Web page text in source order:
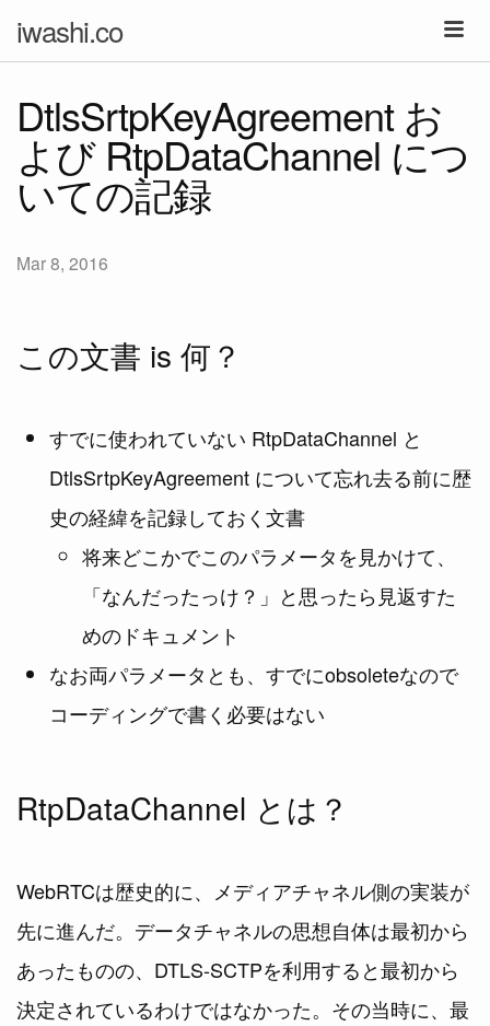
iwashi.co
DtlsSrtpKeyAgreement お
よび RtpDataChannel につ
いての記録
Mar 8, 2016
この文書 is 何？
すでに使われていない RtpDataChannel と
DtlsSrtpKeyAgreement について忘れ去る前に歴
史の経緯を記録しておく文書
将来どこかでこのパラメータを見かけて、
「なんだったっけ？」と思ったら見返すた
めのドキュメント
なお両パラメータとも、すでにobsoleteなので
コーディングで書く必要はない
RtpDataChannel とは？
WebRTCは歴史的に、メディアチャネル側の実装が
先に進んだ。データチャネルの思想自体は最初から
あったものの、DTLS-SCTPを利用すると最初から
決定されているわけではなかった。その当時に、最